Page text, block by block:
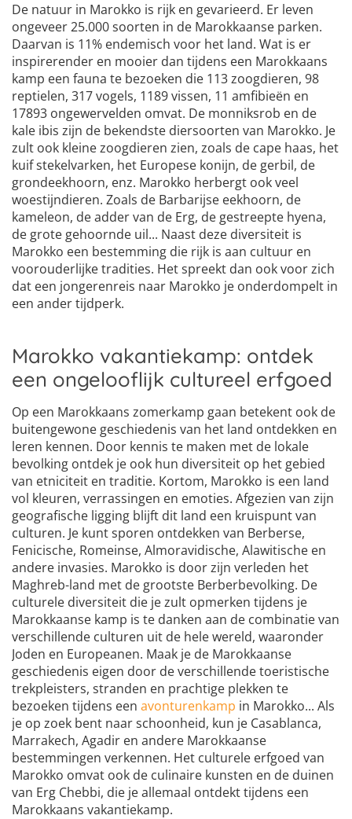
De natuur in Marokko is rijk en gevarieerd. Er leven
ongeveer 25.000 soorten in de Marokkaanse parken.
Daarvan is 11% endemisch voor het land. Wat is er
inspirerender en mooier dan tijdens een Marokkaans
kamp een fauna te bezoeken die 113 zoogdieren, 98
reptielen, 317 vogels, 1189 vissen, 11 amfibieën en
17893 ongewervelden omvat. De monniksrob en de
kale ibis zijn de bekendste diersoorten van Marokko. Je
zult ook kleine zoogdieren zien, zoals de cape haas, het
kuif stekelvarken, het Europese konijn, de gerbil, de
grondeekhoorn, enz. Marokko herbergt ook veel
woestijndieren. Zoals de Barbarijse eekhoorn, de
kameleon, de adder van de Erg, de gestreepte hyena,
de grote gehoornde uil... Naast deze diversiteit is
Marokko een bestemming die rijk is aan cultuur en
voorouderlijke tradities. Het spreekt dan ook voor zich
dat een jongerenreis naar Marokko je onderdompelt in
een ander tijdperk.
Marokko vakantiekamp: ontdek
een ongelooflijk cultureel erfgoed
Op een Marokkaans zomerkamp gaan betekent ook de
buitengewone geschiedenis van het land ontdekken en
leren kennen. Door kennis te maken met de lokale
bevolking ontdek je ook hun diversiteit op het gebied
van etniciteit en traditie. Kortom, Marokko is een land
vol kleuren, verrassingen en emoties. Afgezien van zijn
geografische ligging blijft dit land een kruispunt van
culturen. Je kunt sporen ontdekken van Berberse,
Fenicische, Romeinse, Almoravidische, Alawitische en
andere invasies. Marokko is door zijn verleden het
Maghreb-land met de grootste Berberbevolking. De
culturele diversiteit die je zult opmerken tijdens je
Marokkaanse kamp is te danken aan de combinatie van
verschillende culturen uit de hele wereld, waaronder
Joden en Europeanen. Maak je de Marokkaanse
geschiedenis eigen door de verschillende toeristische
trekpleisters, stranden en prachtige plekken te
bezoeken tijdens een avonturenkamp in Marokko... Als
je op zoek bent naar schoonheid, kun je Casablanca,
Marrakech, Agadir en andere Marokkaanse
bestemmingen verkennen. Het culturele erfgoed van
Marokko omvat ook de culinaire kunsten en de duinen
van Erg Chebbi, die je allemaal ontdekt tijdens een
Marokkaans vakantiekamp.